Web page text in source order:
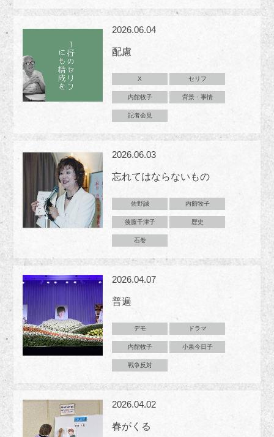
2026.06.04
配慮
X セリフ
内館牧子 背景・事情
記者会見
2026.06.03
忘れてはならないもの
佐野誠 内館牧子
後藤千津子 歴史
石巻
2026.04.07
普遍
デモ ドラマ
内館牧子 小泉今日子
戦争反対
2026.04.02
春がくる